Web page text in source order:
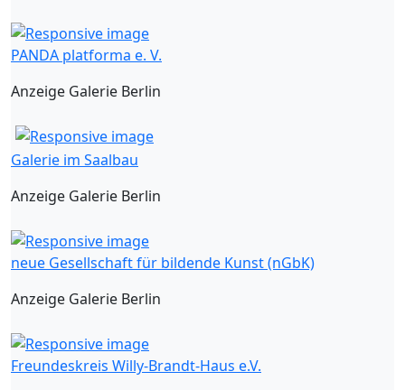
PANDA platforma e. V.
Anzeige Galerie Berlin
Galerie im Saalbau
Anzeige Galerie Berlin
neue Gesellschaft für bildende Kunst (nGbK)
Anzeige Galerie Berlin
Freundeskreis Willy-Brandt-Haus e.V.